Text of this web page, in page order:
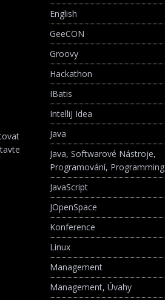
English
GeeCON
Groovy
Hackathon
IBatis
IntelliJ Idea
Java
Java, Softwarové Nástroje,
Programování, Programming
JavaScript
JOpenSpace
Konference
Linux
Management
Management, Úvahy